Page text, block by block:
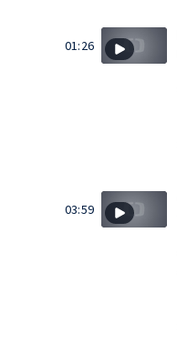
01:26
03:59